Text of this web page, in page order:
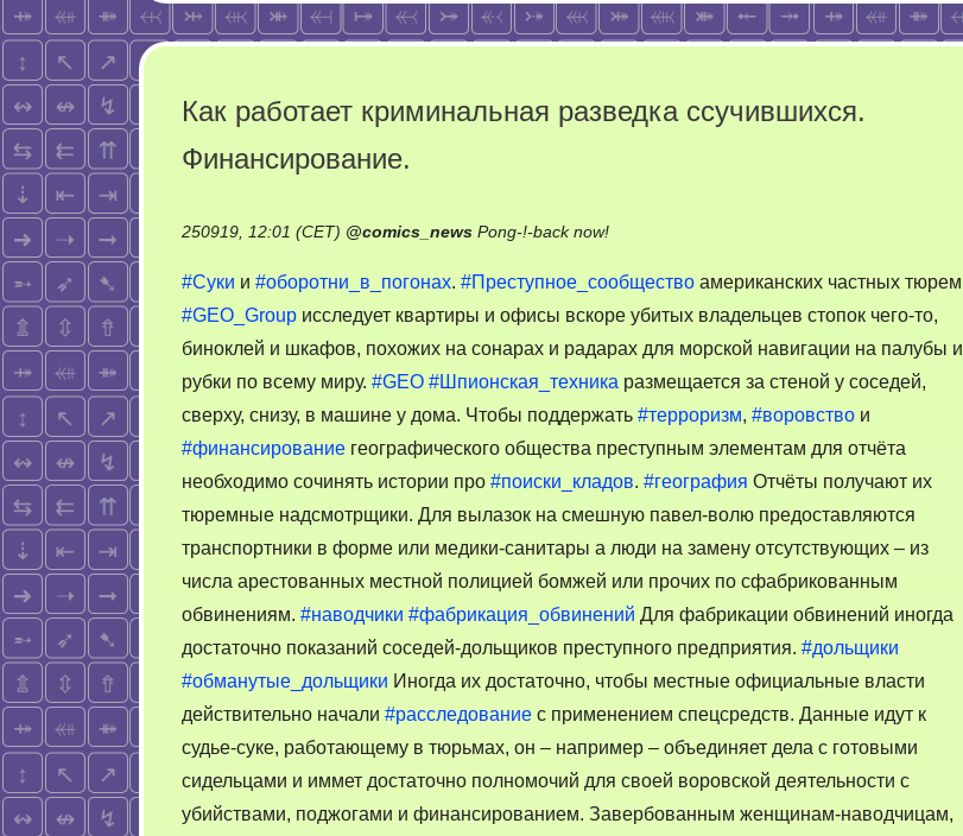
Как работает криминальная разведка ссучившихся.
Финансирование.
250919, 12:01 (CET) @comics_news Pong-!-back now!on
работает
криминальная
разведка
ссучившихся.
Финансирование.
#Суки и #оборотни_в_погонах. #Преступное_сообщество американских частных тюрем
#GEO_Group исследует квартиры и офисы вскоре убитых владельцев стопок чего-то,
биноклей и шкафов, похожих на сонарах и радарах для морской навигации на палубы и
рубки по всему миру. #GEO #Шпионская_техника размещается за стеной у соседей,
сверху, снизу, в машине у дома. Чтобы поддержать #терроризм, #воровство и
#финансирование географического общества преступным элементам для отчёта
необходимо сочинять истории про #поиски_кладов. #география Отчёты получают их
тюремные надсмотрщики. Для вылазок на смешную павел-волю предоставляются
транспортники в форме или медики-санитары а люди на замену отсутствующих – из
числа арестованных местной полицией бомжей или прочих по сфабрикованным
обвинениям. #наводчики #фабрикация_обвинений Для фабрикации обвинений иногда
достаточно показаний соседей-дольщиков преступного предприятия. #дольщики
#обманутые_дольщики Иногда их достаточно, чтобы местные официальные власти
действительно начали #расследование с применением спецсредств. Данные идут к
судье-суке, работающему в тюрьмах, он – например – объединяет дела с готовыми
сидельцами и иммет достаточно полномочий для своей воровской деятельности с
убийствами, поджогами и финансированием. Завербованным женщинам-наводчицам,